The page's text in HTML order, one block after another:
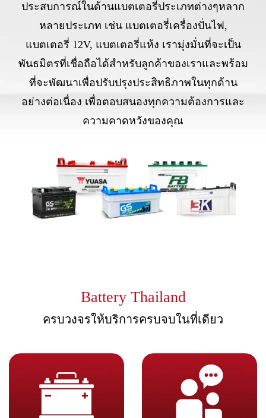
ประสบการณ์ในด้านแบตเตอรี่ประเภทต่างๆหลาก
หลายประเภท เช่น แบตเตอรี่เครื่องปั่นไฟ,
แบตเตอรี่ 12V, แบตเตอรี่แห้ง เรามุ่งมั่นที่จะเป็น
พันธมิตรที่เชื่อถือได้สำหรับลูกค้าของเราและพร้อม
ที่จะพัฒนาเพื่อปรับปรุงประสิทธิภาพในทุกด้าน
อย่างต่อเนื่อง เพื่อตอบสนองทุกความต้องการและ
ความคาดหวังของคุณ
Battery Thailand
ครบวงจรให้บริการครบจบในที่เดียว